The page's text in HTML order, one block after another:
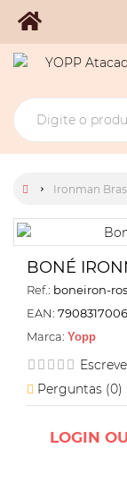
Ironman
BONÉ
Ref.: boneiron-
EAN:
Marca: Yopp
Perguntas (0)
LOGIN